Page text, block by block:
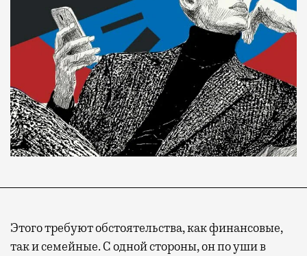
Этого требуют обстоятельства, как финансовые,
так и семейные. С одной стороны, он по уши в